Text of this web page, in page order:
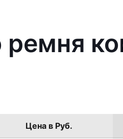
Цена в Руб.